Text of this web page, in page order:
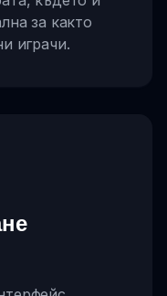
за както
играчи.